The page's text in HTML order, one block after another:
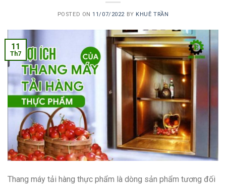
POSTED ON11/07/2022 BY KHUÊ TRẦN
11
Th7
Thang máy tải hàng thực phẩm là dòng sản phẩm tương đối